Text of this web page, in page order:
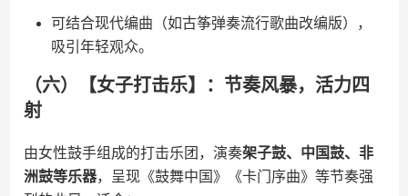
可结合现代编曲（如古筝弹奏流行歌曲改编版），
吸引年轻观众。
（六）【女子打击乐】：节奏风暴，活力四
射
由女性鼓手组成的打击乐团，演奏​​架子鼓、中国鼓、非
洲鼓等乐器​​，呈现《鼓舞中国》《卡门序曲》等节奏强